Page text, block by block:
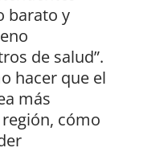
barato y
de salud”.
hacer que el
más
cómo